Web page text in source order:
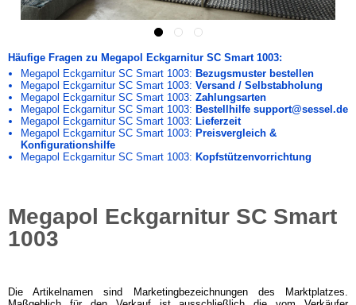
Häufige Fragen zu Megapol Eckgarnitur SC Smart 1003:
Megapol Eckgarnitur SC Smart 1003: Bezugsmuster bestellen
Megapol Eckgarnitur SC Smart 1003: Versand / Selbstabholung
Megapol Eckgarnitur SC Smart 1003: Zahlungsarten
Megapol Eckgarnitur SC Smart 1003: Bestellhilfe support@sessel.de
Megapol Eckgarnitur SC Smart 1003: Lieferzeit
Megapol Eckgarnitur SC Smart 1003: Preisvergleich &
Konfigurationshilfe
Megapol Eckgarnitur SC Smart 1003: Kopfstützenvorrichtung
Megapol Eckgarnitur SC Smart
1003
Die Artikelnamen sind Marketingbezeichnungen des Marktplatzes.